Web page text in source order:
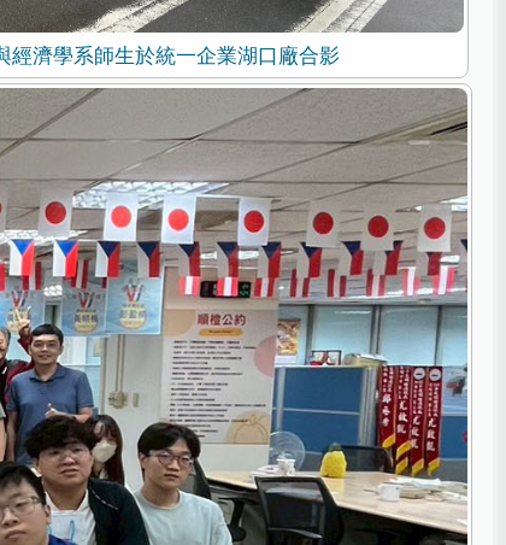
經濟學系師生於統一企業湖口廠合影